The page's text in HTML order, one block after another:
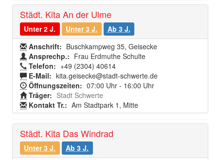
Städt. Kita An der Ulme
Unter 2 J. Unter 3 J.
Ab 3 J.
Anschrift: Buschkampweg 35, Geisecke
Ansprechp.: Frau Erdmuthe Schulte
Telefon: +49 (2304) 40614
E-Mail: kita.geisecke@stadt-schwerte.de
Öffnungszeiten: 07:00 Uhr - 16:00 Uhr
Träger: Stadt Schwerte
Kontakt Tr.: Am Stadtpark 1, Mitte
Städt. Kita Das Windrad
Unter 3 J.
Ab 3 J.